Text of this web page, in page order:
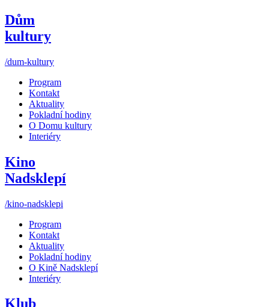
Dům
kultury
/dum-kultury
Program
Kontakt
Aktuality
Pokladní hodiny
O Domu kultury
Interiéry
Kino
Nadsklepí
/kino-nadsklepi
Program
Kontakt
Aktuality
Pokladní hodiny
O Kině Nadsklepí
Interiéry
Klub